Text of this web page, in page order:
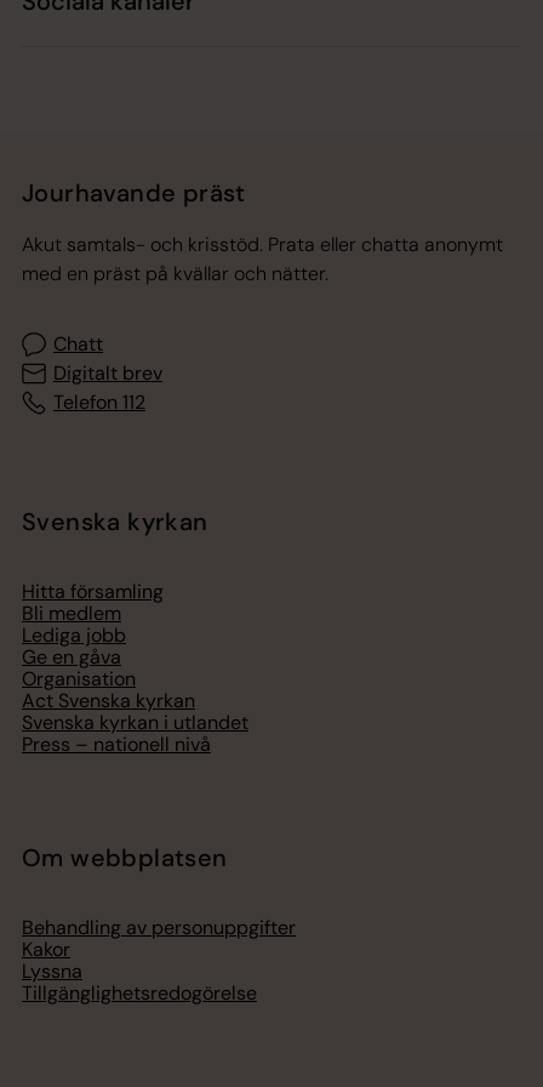
Jourhavande präst
Akut samtals- och krisstöd. Prata eller chatta anonymt
med en präst på kvällar och nätter.
Chatt
Digitalt brev
Telefon 112
Svenska kyrkan
Hitta församling
Bli medlem
Lediga jobb
Ge en gåva
Organisation
Act Svenska kyrkan
Svenska kyrkan i utlandet
Press – nationell nivå
Om webbplatsen
Behandling av personuppgifter
Kakor
Lyssna
Tillgänglighetsredogörelse